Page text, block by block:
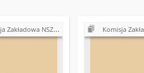
przy Gminnej Spółdzielni "Samopomoc Chłopska" w Bodzentynie Komisja Zakładowa NSZZ "Solidarność" przy Gminnej